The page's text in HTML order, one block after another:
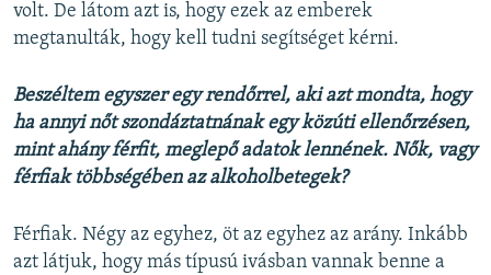
volt. De látom azt is, hogy ezek az emberek
megtanulták, hogy kell tudni segítséget kérni.
Beszéltem egyszer egy rendőrrel, aki azt mondta, hogy
ha annyi nőt szondáztatnának egy közúti ellenőrzésen,
mint ahány férfit, meglepő adatok lennének. Nők, vagy
férfiak többségében az alkoholbetegek?
Férfiak. Négy az egyhez, öt az egyhez az arány. Inkább
azt látjuk, hogy más típusú ivásban vannak benne a